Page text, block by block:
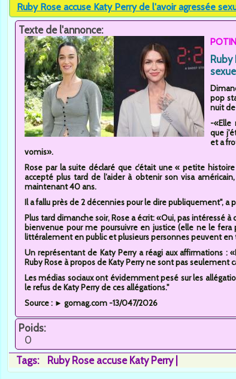
Ruby Rose accuse Katy Perry de l'avoir agressée
Texte de l'annonce:
Ruby
pop
nuit de
-«Elle
que
et a
vomis».
Rose par la suite déclaré que c’était une « petite
accepté plus tard de l’aider à obtenir son visa
maintenant 40 ans.
Il a fallu près de 2 décennies pour le dire publiquement", a
Plus tard dimanche soir, Rose a écrit: «Oui, pas intéressé
bienvenue pour me poursuivre en justice (elle ne le fera
littéralement en public et plusieurs personnes peuvent en
Un représentant de Katy Perry a réagi aux affirmations :
Ruby Rose à propos de Katy Perry ne sont pas seulement
Les médias sociaux ont évidemment pesé sur les
le refus de Katy Perry de ces allégations."
Source : ► gomag.com -13/047/2026
Poids:
0
Tags:
Ruby Rose accuse Katy Perry